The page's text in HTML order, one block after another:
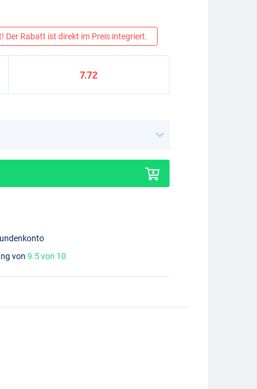
Der Rabatt ist direkt im Preis integriert.
7.72
von9.5 von 10